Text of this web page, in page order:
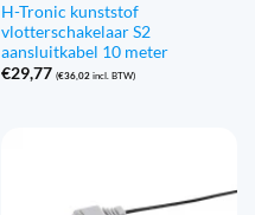
H-Tronic kunststof
vlotterschakelaar S2
aansluitkabel 10 meter
€29,77 (€36,02incl. BTW)